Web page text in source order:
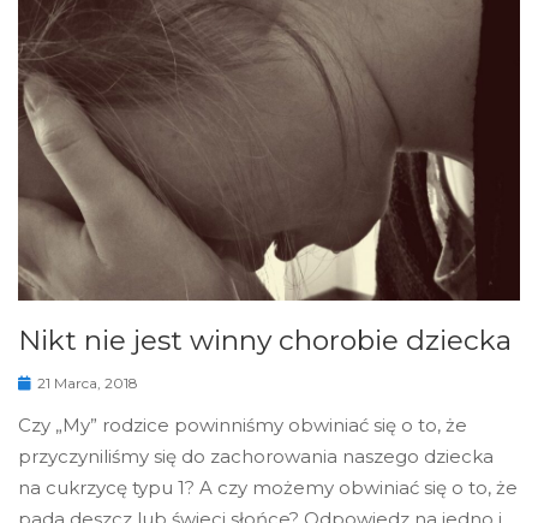
Nikt nie jest winny chorobie dziecka
21 Marca, 2018
Czy „My” rodzice powinniśmy obwiniać się o to, że
przyczyniliśmy się do zachorowania naszego dziecka
na cukrzycę typu 1? A czy możemy obwiniać się o to, że